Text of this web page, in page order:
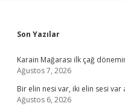
Sidebar
Son Yazılar
Karain Mağarası ilk çağ
Ağustos 7, 2026
Bir elin nesi var, iki elin sesi
Ağustos 6, 2026